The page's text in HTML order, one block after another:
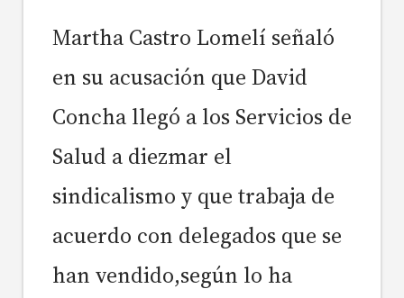
Martha Castro Lomelí señaló
en su acusación que David
Concha llegó a los Servicios de
Salud a diezmar el
sindicalismo y que trabaja de
acuerdo con delegados que se
han vendido,según lo ha